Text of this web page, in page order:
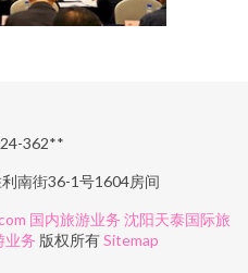
362**
南街36-1号1604房间
国内旅游业务 沈阳天泰国际旅
业务 版权所有Sitemap